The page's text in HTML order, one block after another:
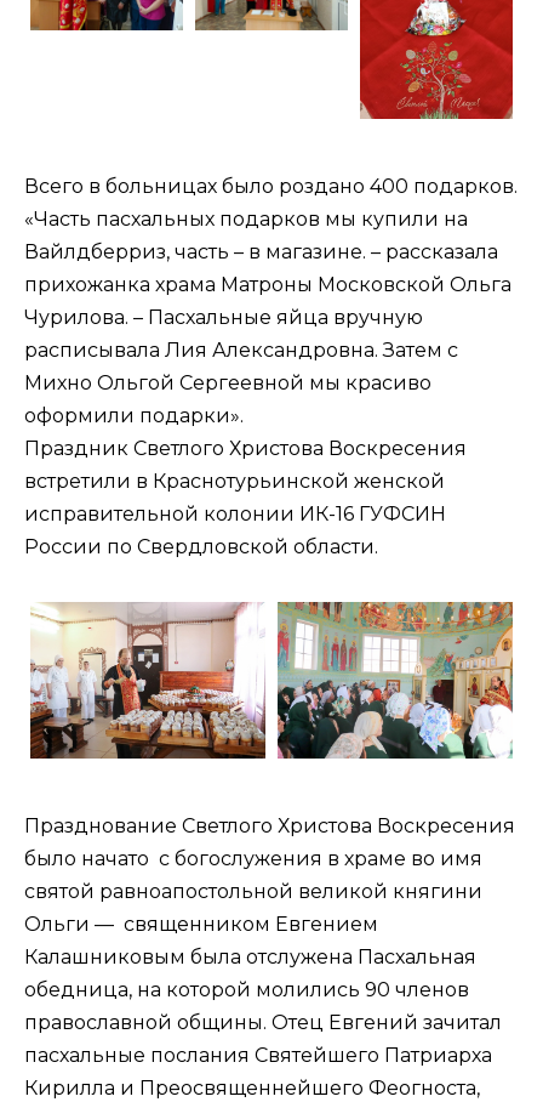
Всего в больницах было роздано 400 подарков.
«Часть пасхальных подарков мы купили на
Вайлдберриз, часть – в магазине. – рассказала
прихожанка храма Матроны Московской Ольга
Чурилова. – Пасхальные яйца вручную
расписывала Лия Александровна. Затем с
Михно Ольгой Сергеевной мы красиво
оформили подарки».
Праздник Светлого Христова Воскресения
встретили в Краснотурьинской женской
исправительной колонии ИК-16 ГУФСИН
России по Свердловской области.
Празднование Светлого Христова Воскресения
было начато с богослужения в храме во имя
святой равноапостольной великой княгини
Ольги — священником Евгением
Калашниковым была отслужена Пасхальная
обедница, на которой молились 90 членов
православной общины. Отец Евгений зачитал
пасхальные послания Святейшего Патриарха
Кирилла и Преосвященнейшего Феогноста,